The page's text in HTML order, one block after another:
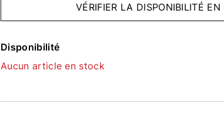
VÉRIFIER LA DISPONIBILITÉ EN
Disponibilité
Aucun article en stock